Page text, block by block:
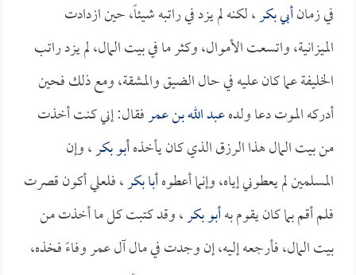
في زمانأبي بكر، لكنه لم يزد في راتبه شيئاً، حين ازدادت
الميزانية، واتسعت الأموال، وكثر ما في بيت المال، لم يزد راتب
الخليفة عما كان عليه في حال الضيق والمشقة، ومع ذلك فحين
أدركه الموت دعا ولدهعبد الله بن عمرفقال: إني كنت أخذت
من بيت المال هذا الرزق الذي كان يأخذهأبو بكر، وإن
المسلمين لم يعطوني إياه، وإنما أعطوهأبا بكر، فلعلي أكون قصرت
فلم أقم بما كان يقوم بهأبو بكر، وقد كتبت كل ما أخذت من
بيت المال، فأرجعه إليه، إن وجدت في مال آل عمر وفاءً فخذه،